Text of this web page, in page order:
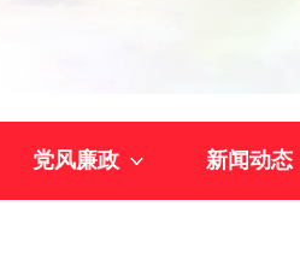
党风廉政 新闻动态